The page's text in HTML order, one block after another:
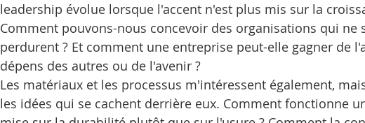
leadership évolue lorsque l'accent n'est plus mis sur la
Comment pouvons-nous concevoir des organisations qui ne
perdurent ? Et comment une entreprise peut-elle gagner de
dépens des autres ou de l'avenir ?
Les matériaux et les processus m'intéressent également,
les idées qui se cachent derrière eux. Comment fonctionne